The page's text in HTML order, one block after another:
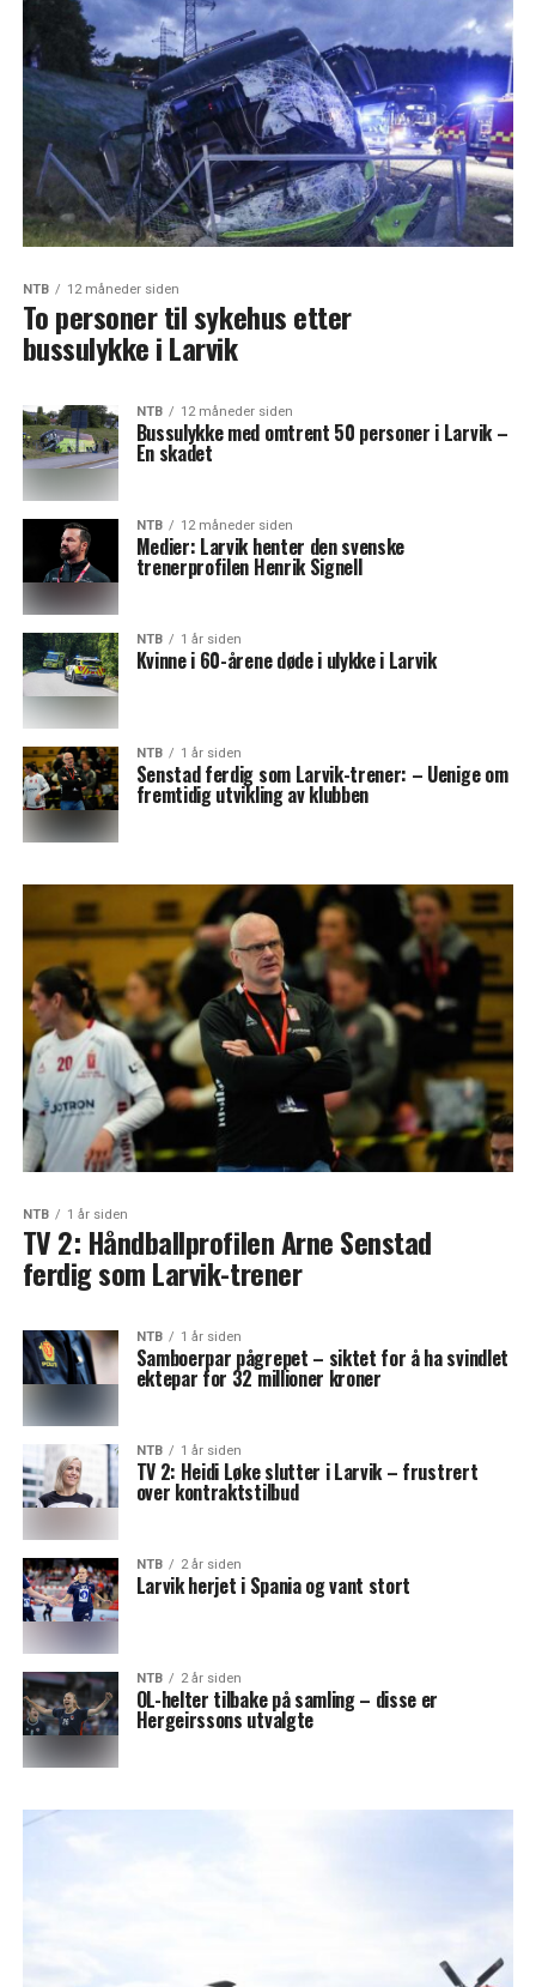
NTB 12 måneder siden
To personer til sykehus etter
bussulykke i Larvik
NTB 12 måneder siden
Bussulykke med omtrent 50 personer i Larvik –
En skadet
NTB 12 måneder siden
Medier: Larvik henter den svenske
trenerprofilen Henrik Signell
NTB 1 år siden
Kvinne i 60-årene døde i ulykke i Larvik
NTB 1 år siden
Senstad ferdig som Larvik-trener: – Uenige om
fremtidig utvikling av klubben
NTB 1 år siden
TV 2: Håndballprofilen Arne Senstad
ferdig som Larvik-trener
NTB 1 år siden
Samboerpar pågrepet – siktet for å ha svindlet
ektepar for 32 millioner kroner
NTB 1 år siden
TV 2: Heidi Løke slutter i Larvik – frustrert
over kontraktstilbud
NTB 2 år siden
Larvik herjet i Spania og vant stort
NTB 2 år siden
OL-helter tilbake på samling – disse er
Hergeirssons utvalgte